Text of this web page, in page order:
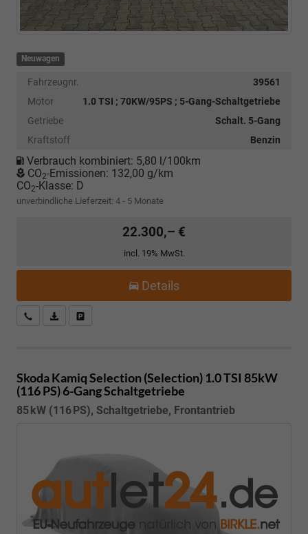
Neuwagen
Fahrzeugnr.
39561
Motor
1.0 TSI ; 70KW/95PS ; 5-Gang-Schaltgetriebe
Getriebe
Schalt. 5-Gang
Kraftstoff
Benzin
Verbrauch kombiniert: 5,80 l/100km
CO2-Emissionen: 132,00 g/km
CO2-Klasse: D
unverbindliche Lieferzeit: 4 - 5 Monate
22.300,– €
incl. 19% MwSt.
Details
Kostenloser Rückruf-Service
PDF-Datei, Fahrzeugexposé drucken
Skoda KamiqSelection (Selection) 1.0 TSI 85kW
(116 PS) 6-Gang Schaltgetriebe
85 kW (116 PS), Schaltgetriebe, Frontantrieb